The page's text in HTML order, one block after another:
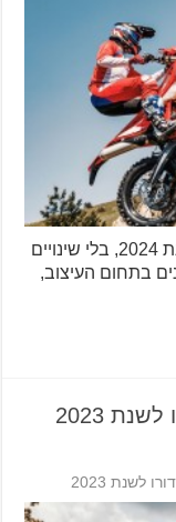
בבטא מציגים את אופנועי האנדורו של שנת 2024, בלי שינויים
בתחום העיצוב,
2023
לשנת 2023